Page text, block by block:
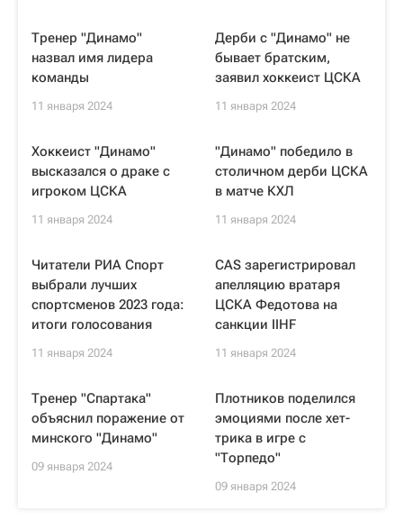
Тренер "Динамо"
назвал имя лидера
команды
11 января 2024
Дерби с "Динамо" не
бывает братским,
заявил хоккеист ЦСКА
11 января 2024
Хоккеист "Динамо"
высказался о драке с
игроком ЦСКА
11 января 2024
"Динамо" победило в
столичном дерби ЦСКА
в матче КХЛ
11 января 2024
Читатели РИА Спорт
выбрали лучших
спортсменов 2023 года:
итоги голосования
11 января 2024
CAS зарегистрировал
апелляцию вратаря
ЦСКА Федотова на
санкции IIHF
11 января 2024
Тренер "Спартака"
объяснил поражение от
минского "Динамо"
09 января 2024
Плотников поделился
эмоциями после хет-
трика в игре с
"Торпедо"
09 января 2024